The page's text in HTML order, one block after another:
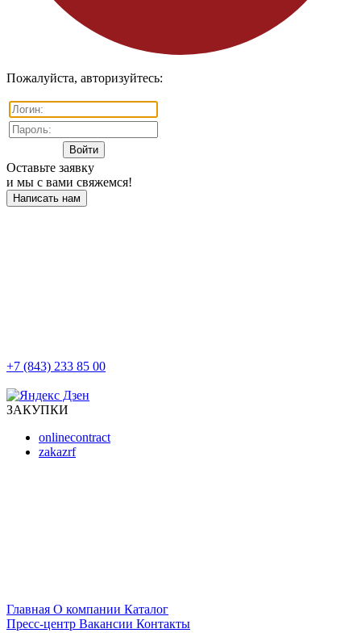
Пожалуйста, авторизуйтесь:
Оставьте заявку
и мы с вами свяжемся!
Написать нам
+7 (843) 233 85 00
ЗАКУПКИ
onlinecontract
zakazrf
Главная О компании Каталог
Пресс-центр Вакансии Контакты